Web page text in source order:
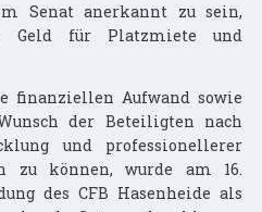
Senat anerkannt zu sein,
Geld für Platzmiete und
finanziellen Aufwand sowie
der Beteiligten nach
und professionellerer
zu können, wurde am 16.
des CFB Hasenheide als